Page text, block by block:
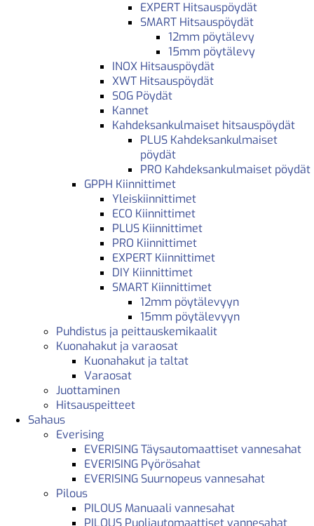
EXPERT Hitsauspöydät
SMART Hitsauspöydät
12mm pöytälevy
15mm pöytälevy
INOX Hitsauspöydät
XWT Hitsauspöydät
SOG Pöydät
Kannet
Kahdeksankulmaiset hitsauspöydät
PLUS Kahdeksankulmaiset
pöydät
PRO Kahdeksankulmaiset pöydät
GPPH Kiinnittimet
Yleiskiinnittimet
ECO Kiinnittimet
PLUS Kiinnittimet
PRO Kiinnittimet
EXPERT Kiinnittimet
DIY Kiinnittimet
SMART Kiinnittimet
12mm pöytälevyyn
15mm pöytälevyyn
Puhdistus ja peittauskemikaalit
Kuonahakut ja varaosat
Kuonahakut ja taltat
Varaosat
Juottaminen
Hitsauspeitteet
Sahaus
Everising
EVERISING Täysautomaattiset vannesahat
EVERISING Pyörösahat
EVERISING Suurnopeus vannesahat
Pilous
PILOUS Manuaali vannesahat
PILOUS Puoliautomaattiset vannesahat